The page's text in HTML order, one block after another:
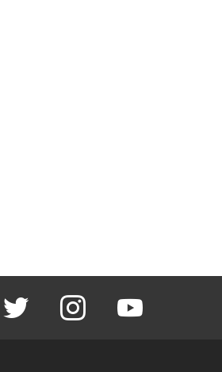
twitter instagram